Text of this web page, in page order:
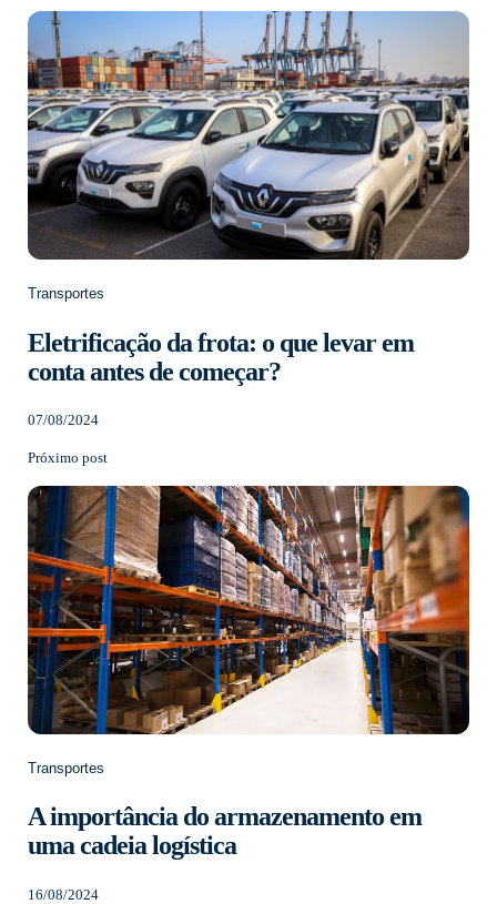
Transportes
Eletrificação da frota: o que levar em
conta antes de começar?
07/08/2024
Próximo post
Transportes
A importância do armazenamento em
uma cadeia logística
16/08/2024